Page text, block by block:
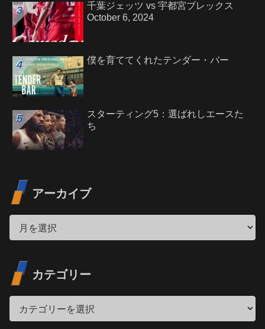
千葉ジェッツ vs 宇都宮ブレックス
October 6, 2024
僕を育ててくれたテンダー・バー
スターティング5：選ばれしエースた
ち
アーカイブ
カテゴリー